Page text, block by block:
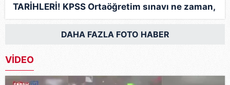
TARİHLERİ! KPSS Ortaöğretim sınavı ne zaman,
saat kaçta?
DAHA FAZLA FOTO HABER
VİDEO